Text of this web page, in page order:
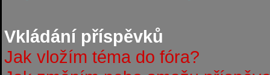
Vkládání příspěvků
Jak vložím téma do fóra?